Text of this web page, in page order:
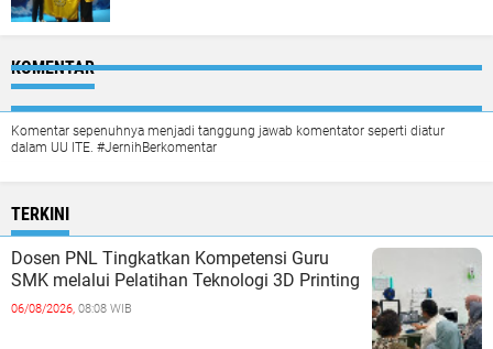
KOMENTAR
Komentar sepenuhnya menjadi tanggung jawab komentator seperti diatur
dalam UU ITE. #JernihBerkomentar
TERKINI
Dosen PNL Tingkatkan Kompetensi Guru
SMK melalui Pelatihan Teknologi 3D Printing
06/08/2026, 08:08 WIB